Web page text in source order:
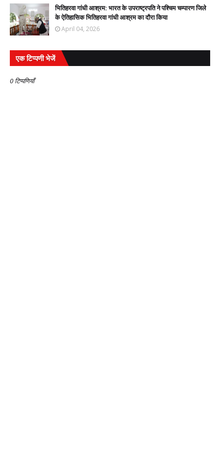
भितिहरवा गांधी आश्रम: भारत के उपराष्ट्रपति ने पश्चिम चम्पारण जिले
के ऐतिहासिक भितिहरवा गांधी आश्रम का दौरा किया
April 04, 2026
एक टिप्पणी भेजें
0 टिप्पणियाँ